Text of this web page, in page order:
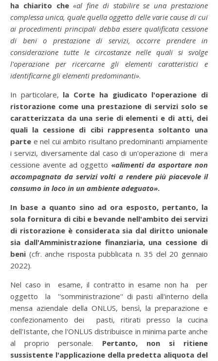
ha chiarito che «al fine di stabilire se una prestazione
complessa unica, quale quella oggetto delle varie cause di cui
ai procedimenti principali debba essere qualificata cessione
di beni o prestazione di servizi, occorre prendere in
considerazione tutte le circostanze nelle quali si svolge
l'operazione per ricercarne gli elementi caratteristici e
identificarne gli elementi predominanti».
In particolare, la Corte ha giudicato l'operazione di
ristorazione come una prestazione di servizi solo se
caratterizzata da una serie di elementi e di atti, dei
quali la cessione di cibi rappresenta soltanto una
parte e nel cui ambito risultano predominanti ampiamente
i servizi, diversamente dal caso di un'operazione di mera
cessione avente ad oggetto «alimenti da asportare non
accompagnata da servizi volti a rendere più piacevole il
consumo in loco in un ambiente adeguato».
In base a quanto sino ad ora esposto, pertanto, la
sola fornitura di cibi e bevande nell'ambito dei servizi
di ristorazione è considerata sia dal diritto unionale
sia dall'Amministrazione finanziaria, una cessione di
beni (cfr. anche risposta pubblicata n. 35 del 20 gennaio
2022).
Nel caso in esame, il contratto in esame non ha per
oggetto la ''somministrazione'' di pasti all'interno della
mensa aziendale della ONLUS, bensì, la preparazione e
confezionamento dei pasti, ritirati presso la cucina
dell'Istante, che l'ONLUS distribuisce in minima parte anche
al proprio personale. Pertanto, non si ritiene
sussistente l'applicazione della predetta aliquota del